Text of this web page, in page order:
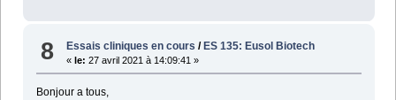
8 Essais cliniques en cours / ES 135: Eusol Biotech
«le: 27 avril 2021 à 14:09:41 »
Bonjour a tous,